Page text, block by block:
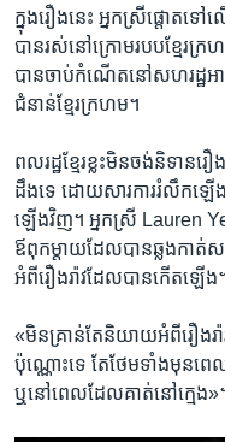
ក្នុង​រឿង​នេះ អ្នក​ស្រី​ផ្តោត​ទ
បាន​រស់​នៅ​ក្រោម​របប​ខ្មែរ​
បាន​ចាប់​កំណើត​នៅ​សហរដ្ឋ​អ
ជំនាន់​ខ្មែរ​ក្រហម។
ពលរដ្ឋខ្មែរ​ខ្លះ​មិន​ចង់​និទា
ដឹង​ទេ​ ដោយ​សារ​ការ​រំលឹក​ឡើ
ឡើង​វិញ។ អ្នក​ស្រី​ Lauren
ឪពុកម្តាយ​ដែល​បាន​ឆ្លងកាត់​
អំពី​រឿង​រ៉ាវ​ដែល​បាន​កើត​ឡើង
«មិន​គ្រាន់​តែ​និយាយ​អំពី​រឿង​រ៉ា
ប៉ុណ្ណោះ​ទេ តែ​ថែម​ទាំង​មុន
ឬនៅ​ពេល​ដែល​គាត់​នៅ​ក្មេង‍»